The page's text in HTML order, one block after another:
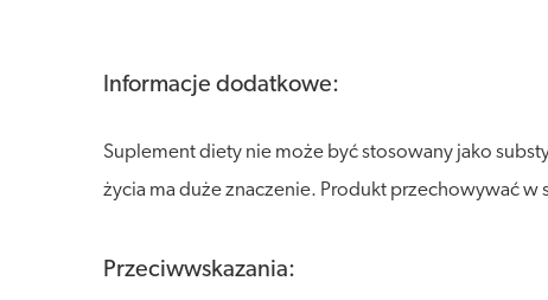
Informacje dodatkowe:
Suplement diety nie może być stosowany jako
życia ma duże znaczenie. Produkt przechowywać
Przeciwwskazania: